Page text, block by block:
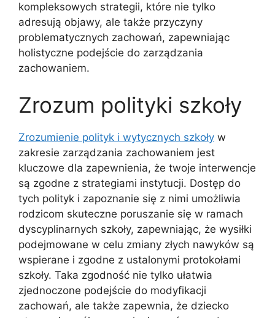
kompleksowych strategii, które nie tylko
adresują objawy, ale także przyczyny
problematycznych zachowań, zapewniając
holistyczne podejście do zarządzania
zachowaniem.
Zrozum polityki szkoły
Zrozumienie polityk i wytycznych szkoły w
zakresie zarządzania zachowaniem jest
kluczowe dla zapewnienia, że twoje interwencje
są zgodne z strategiami instytucji. Dostęp do
tych polityk i zapoznanie się z nimi umożliwia
rodzicom skuteczne poruszanie się w ramach
dyscyplinarnych szkoły, zapewniając, że wysiłki
podejmowane w celu zmiany złych nawyków są
wspierane i zgodne z ustalonymi protokołami
szkoły. Taka zgodność nie tylko ułatwia
zjednoczone podejście do modyfikacji
zachowań, ale także zapewnia, że dziecko